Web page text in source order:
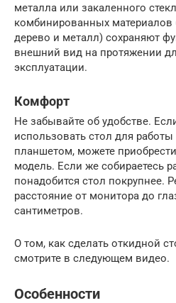
металла или закаленного
комбинированных материалов
дерево и металл) сохраняют
внешний вид на протяжении
эксплуатации.
Комфорт
Не забывайте об удобстве.
использовать стол для
планшетом, можете
модель. Если же собираетесь
понадобится стол покрупнее.
расстояние от монитора до
сантиметров.
О том, как сделать откидной
смотрите в следующем видео.
Особенности